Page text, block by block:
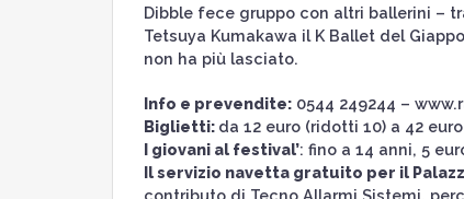
Dibble fece gruppo con altri ballerini –
Tetsuya Kumakawa il K Ballet del
non ha più lasciato.
Info e prevendite:0544 249244 –
Biglietti: da 12 euro (ridotti 10) a 42
I giovani al festival’: fino a 14 anni, 5
Il servizio navetta gratuito per il
contributo di Tecno Allarmi Sistemi,